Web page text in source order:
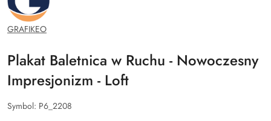
GRAFIKEO
Plakat Baletnica w Ruchu - Nowoczesny
Impresjonizm - Loft
Symbol: P6_2208